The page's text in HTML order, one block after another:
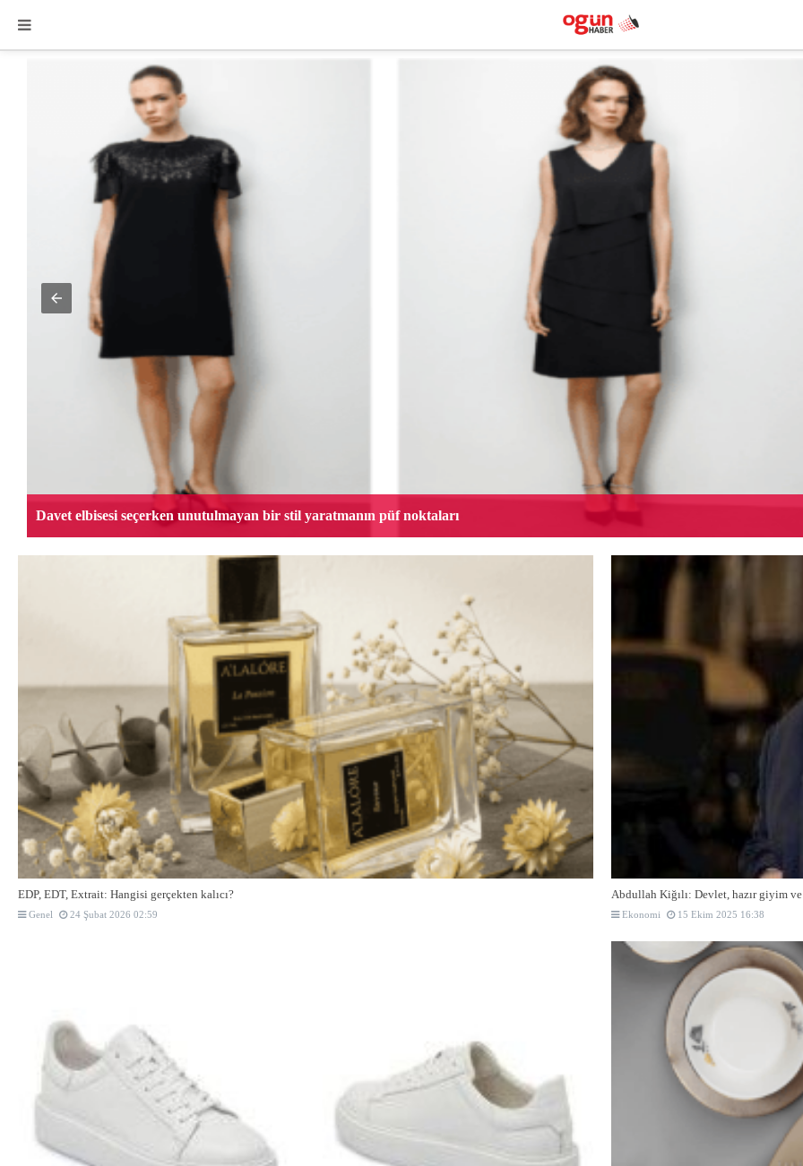
Davet elbisesi seçerken unutulmayan bir stil yaratmanın püf noktaları
EDP, EDT, Extrait: Hangisi gerçekten kalıcı?
Genel 24 Şubat 2026 02:59
Abdullah Kiğılı: Devlet, hazır giyim
Ekonomi 15 Ekim 2025 16:38